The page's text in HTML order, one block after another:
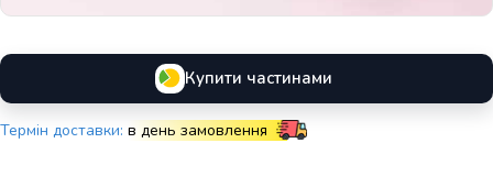
Купити частинами
Термін доставки: в день замовлення